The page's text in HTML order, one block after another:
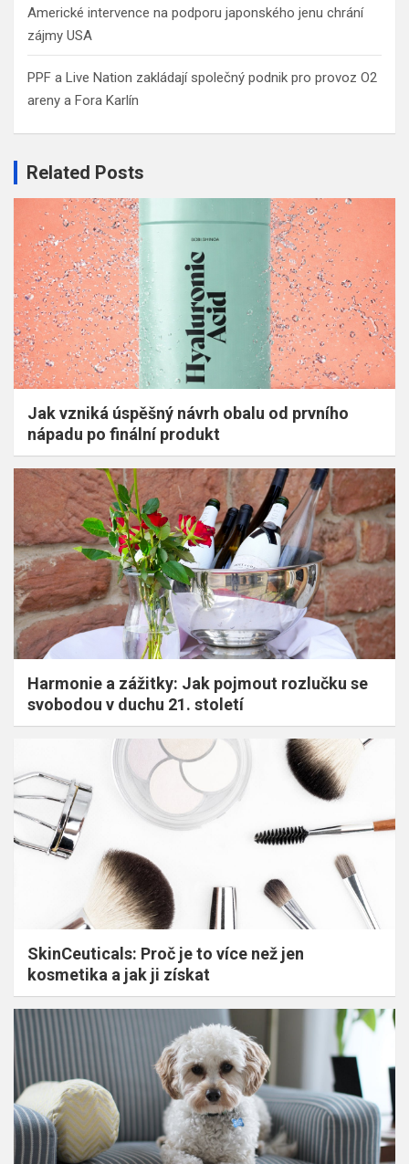
Americké intervence na podporu japonského jenu chrání
zájmy USA
PPF a Live Nation zakládají společný podnik pro provoz O2
areny a Fora Karlín
Related Posts
Jak vzniká úspěšný návrh obalu od prvního
nápadu po finální produkt
Harmonie a zážitky: Jak pojmout rozlučku se
svobodou v duchu 21. století
SkinCeuticals: Proč je to více než jen
kosmetika a jak ji získat